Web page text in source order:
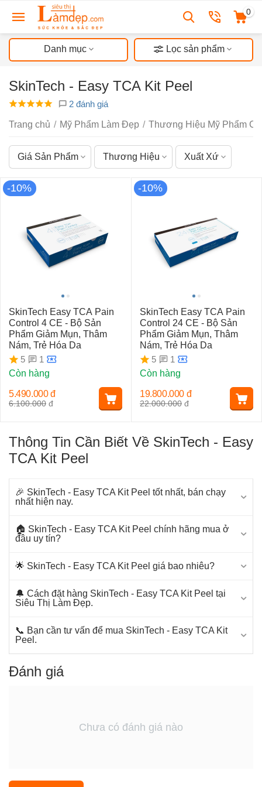
0
Danh mục Lọc sản phẩm
SkinTech - Easy TCA Kit Peel
2 đánh giá
Trang chủ / Mỹ Phẩm Làm Đẹp / Thương Hiệu Mỹ Phẩm
Giá Sản Phẩm Thương Hiệu Xuất Xứ
Thông Tin Cần Biết Về SkinTech - Easy
TCA Kit Peel
🎉 SkinTech - Easy TCA Kit Peel tốt nhất, bán chạy
nhất hiện nay.
🏠 SkinTech - Easy TCA Kit Peel chính hãng mua ở
đâu uy tín?
🌟 SkinTech - Easy TCA Kit Peel giá bao nhiêu?
🔔 Cách đặt hàng SkinTech - Easy TCA Kit Peel tại
Siêu Thị Làm Đẹp.
📞 Bạn cần tư vấn để mua SkinTech - Easy TCA Kit
Peel.
-10%
SkinTech Easy TCA Pain
Control 4 CE - Bộ Sản
Phẩm Giảm Mụn, Thâm
Nám, Trẻ Hóa Da
5
1
Còn hàng
6.100.000 đ
5.490.000 đ
-10%
SkinTech Easy TCA Pain
Control 24 CE - Bộ Sản
Phẩm Giảm Mụn, Thâm
Nám, Trẻ Hóa Da
5
1
Còn hàng
22.000.000 đ
19.800.000 đ
Đánh giá
Chưa có đánh giá nào